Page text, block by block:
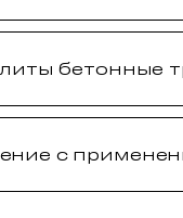
бетонные
с